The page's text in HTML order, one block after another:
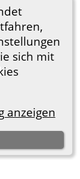
sich mit
anzeigen